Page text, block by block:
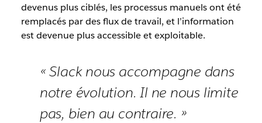
devenus plus ciblés, les processus manuels ont été
remplacés par des flux de travail, et l’information
est devenue plus accessible et exploitable.
« Slack nous accompagne dans
notre évolution. Il ne nous limite
pas, bien au contraire. »